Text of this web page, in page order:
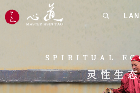
SPIRITUAL
灵性生